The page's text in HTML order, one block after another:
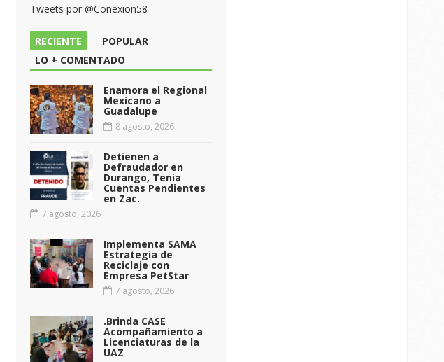
Tweets por @Conexion58
RECIENTE
POPULAR
LO + COMENTADO
Enamora el Regional
Mexicano a
Guadalupe
8 agosto, 2026
Detienen a
Defraudador en
Durango, Tenia
Cuentas Pendientes
en Zac.
7 agosto, 2026
Implementa SAMA
Estrategia de
Reciclaje con
Empresa PetStar
7 agosto, 2026
.Brinda CASE
Acompañamiento a
Licenciaturas de la
UAZ